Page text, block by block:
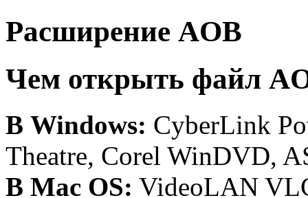
Расширение AOB
Чем открыть файл
В Windows: CyberLink
Theatre, Corel WinDVD,
В Mac OS: VideoLAN